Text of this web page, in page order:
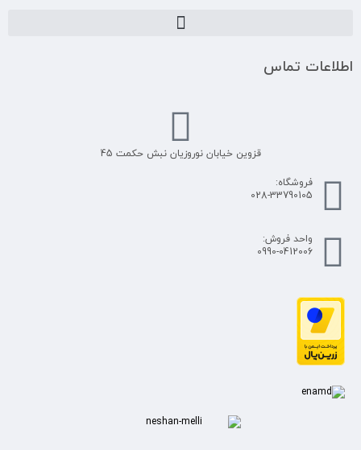
اطلاعات تماس
قزوین خیابان نوروزیان نبش حکمت 45
فروشگاه:
028-33790105
واحد فروش:
0990-0412006